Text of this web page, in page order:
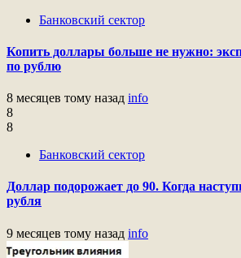
Банковский сектор
Копить доллары больше не нужно:
по рублю
8 месяцев тому назад info
8
8
Банковский сектор
Доллар подорожает до 90. Когда
рубля
9 месяцев тому назад info